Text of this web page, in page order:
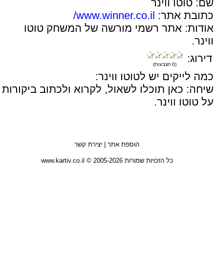
שם: טוטו ווינר
כתובת אתר: www.winner.co.il/
אודות: אתר רשמי מורשה של המשחק טוטו
ווינר.
דירוג:
(0 הצבעות)
כמה לייקים יש לטוטו ווינר:
שיחה: כאן תוכלו לשאול, לקרוא ולכתוב ביקורות
על טוטו ווינר.
הוספת אתר | יצירת קשר
כל הזכויות שמורות 2005-2026 © www.kartiv.co.il